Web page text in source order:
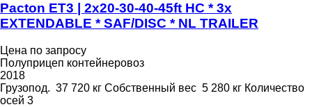
Pacton ET3 | 2x20-30-40-45ft HC * 3x
EXTENDABLE * SAF/DISC * NL TRAILER
Цена по запросу
Полуприцеп контейнеровоз
2018
Грузопод. 37 720 кг Собственный вес 5 280 кг Количество
осей 3